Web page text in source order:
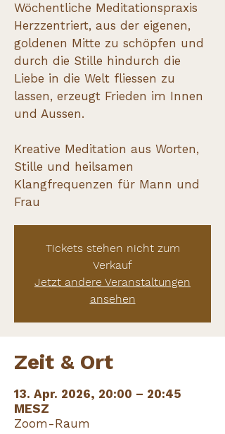
Wöchentliche Meditationspraxis
Herzzentriert, aus der eigenen,
goldenen Mitte zu schöpfen und
durch die Stille hindurch die
Liebe in die Welt fliessen zu
lassen, erzeugt Frieden im Innen
und Aussen.
Kreative Meditation aus Worten,
Stille und heilsamen
Klangfrequenzen für Mann und
Frau
Tickets stehen nicht zum
Verkauf
Jetzt andere Veranstaltungen
ansehen
Zeit & Ort
13. Apr. 2026, 20:00 – 20:45
MESZ
Zoom-Raum